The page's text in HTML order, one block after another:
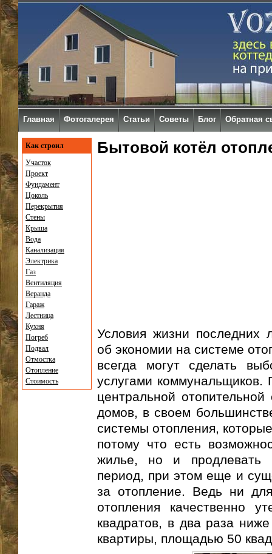
Бытовой котёл
Условия жизни последних
об экономии на системе
всегда могут сделать
услугами
центральной
домов, в своем
системы отопления,
потому что есть
жилье, но и продлевать
период, при этом еще и
за отопление. Ведь ни
отопления качественно
квадратов, в два раза
квартиры, площадью 50
Как строил
Участок
Проект
Фундамент
Цоколь
Перекрытия
Стены
Крыша
Вода
Канализация
Электрика
Газ
Вентиляция
Веранда
Гараж
Лестница
Кухня
Погреб
Подвал
Отмостка
Отопление
Стоимость
Главная Фотогалерея Статьи Советы Блог Обратная